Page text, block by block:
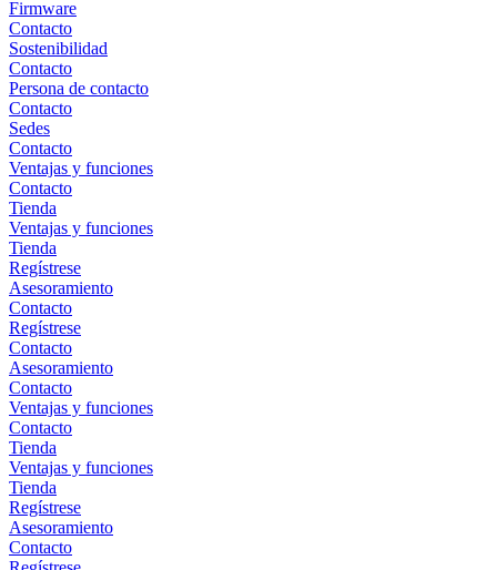
Firmware
Contacto
Sostenibilidad
Contacto
Persona de contacto
Contacto
Sedes
Contacto
Ventajas y funciones
Contacto
Tienda
Ventajas y funciones
Tienda
Regístrese
Asesoramiento
Contacto
Regístrese
Contacto
Asesoramiento
Contacto
Ventajas y funciones
Contacto
Tienda
Ventajas y funciones
Tienda
Regístrese
Asesoramiento
Contacto